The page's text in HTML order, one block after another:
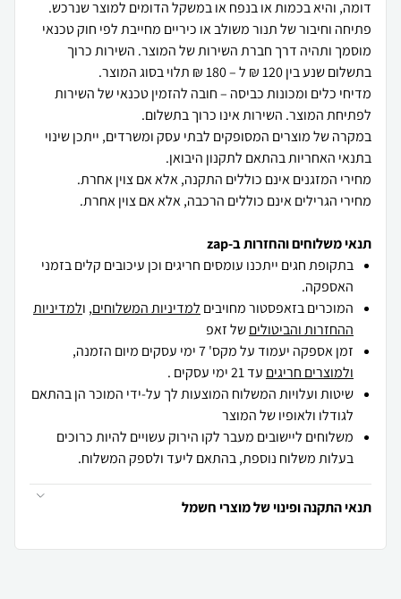
פתיחה וחיבור של תנור משולב או כיריים מחייבת לפי חוק טכנאי
מוסמך ותהיה דרך חברת השירות של המוצר. השירות כרוך
מדיחי כלים ומכונות כביסה – חובה להזמין טכנאי של השירות
במקרה של מוצרים המסופקים לבתי עסק ומשרדים, ייתכן שינוי
מחירי הגרילים אינם כוללים הרכבה, אלא אם צוין אחרת.
תנאי משלוחים והחזרות ב-zap
בתקופת חגים ייתכנו עומסים חריגים וכן עיכובים קלים בזמני
האספקה.
המוכרים בזאפסטור מחויבים למדיניות המשלוחים, ולמדיניות
ההחזרות והביטוליםשל זאפ
זמן אספקה יעמוד על מקס' 7 ימי עסקים מיום הזמנה,
ולמוצרים חריגים עד 21 ימי עסקים .
שיטות ועלויות המשלוח המוצעות לך על-ידי המוכר הן בהתאם
לגודלו ולאופיו של המוצר
משלוחים ליישובים מעבר לקו הירוק עשויים להיות כרוכים
בעלות משלוח נוספת, בהתאם ליעד ולספק המשלוח.
תנאי התקנה ופינוי של מוצרי חשמל